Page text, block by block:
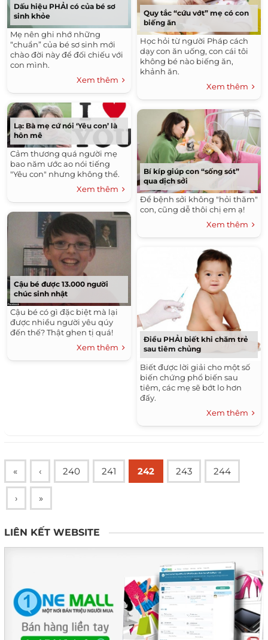
Dấu hiệu PHẢI có của bé sơ
sinh khỏe
Mẹ nên ghi nhớ những
“chuẩn” của bé sơ sinh mới
chào đời này để đối chiếu với
con mình.
Xem thêm
Lạ: Bà mẹ cứ nói ‘Yêu con’ là
hôn mê
Cảm thương quá người mẹ
bao năm ước ao nói tiếng
"Yêu con" nhưng không thể.
Xem thêm
Cậu bé được 13.000 người
chúc sinh nhật
Cậu bé có gì đặc biệt mà lại
được nhiều người yêu qúy
đến thế? Thật ghen tị quá!
Xem thêm
Quy tắc “cứu vớt” mẹ có con
biếng ăn
Học hỏi từ người Pháp cách
dạy con ăn uống, con cái tôi
không bé nào biếng ăn,
khảnh ăn.
Xem thêm
Bí kíp giúp con “sống sót”
qua dịch sởi
Để bệnh sởi không "hỏi thăm"
con, cũng dễ thôi chị em ạ!
Xem thêm
Điều PHẢI biết khi chăm trẻ
sau tiêm chủng
Biết được lời giải cho một số
biến chứng phổ biến sau
tiêm, các mẹ sẽ bớt lo hơn
đấy.
Xem thêm
« ‹ 240 241 242 243 244
› »
LIÊN KẾT WEBSITE